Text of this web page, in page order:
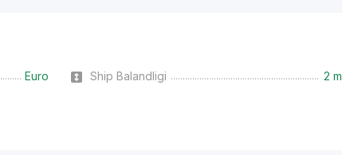
Euro Ship Balandligi 2 m